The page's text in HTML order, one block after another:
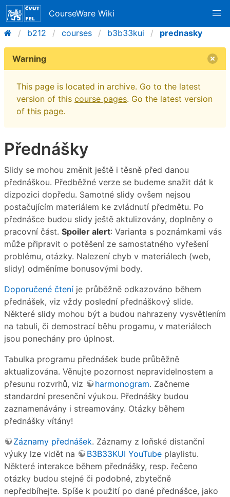
CourseWare Wiki
b212
courses b3b33kui prednasky
Warning
This page is located in archive. Go to the latest
version of this course pages. Go the latest version
of this page.
Přednášky
Slidy se mohou změnit ještě i těsně před danou
přednáškou. Předběžné verze se budeme snažit dát k
dizpozici dopředu. Samotné slidy ovšem nejsou
postačujícím materiálem ke zvládnutí předmětu. Po
přednášce budou slidy ještě aktulizovány, doplněny o
pracovní část. Spoiler alert: Varianta s poznámkami vás
může připravit o potěšení ze samostatného vyřešení
problému, otázky. Nalezení chyb v materiálech (web,
slidy) odměníme bonusovými body.
Doporučené čtení je průběžně odkazováno během
přednášek, viz vždy poslední přednáškový slide.
Některé slidy mohou být a budou nahrazeny vysvětlením
na tabuli, či demostrací běhu progamu, v materiálech
jsou ponechány pro úplnost.
Tabulka programu přednášek bude průběžně
aktualizována. Věnujte pozornost nepravidelnostem a
přesunu rozvrhů, viz
harmonogram. Začneme
standardní presenční výukou. Přednášky budou
zaznamenávány i streamovány. Otázky během
přednášky vítány!
Záznamy přednášek. Záznamy z loňské distanční
výuky lze vidět na
B3B33KUI YouTube playlistu.
Některé interakce během přednášky, resp. řečeno
otázky budou stejné či podobné, zbytečně
nepředbíhejte. Spíše k použití po dané přednášce, jako